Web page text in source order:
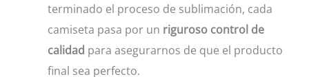
terminado el proceso de sublimación, cada
camiseta pasa por un riguroso control de
calidad para asegurarnos de que el producto
final sea perfecto.